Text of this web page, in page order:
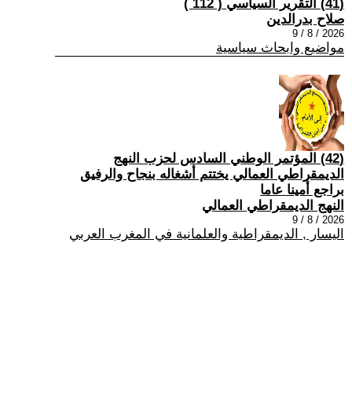
(41) التقرير السياسي ( 112 )
صلاح بدرالدين
2026 / 8 / 9
مواضيع وابحاث سياسية
(42) المؤتمر الوطني السادس لحزب النهج
الديمقراطي العمالي يختتم أشغاله بنجاح والرفيق
براجع أمينا عاما
النهج الديمقراطي العمالي
2026 / 8 / 9
اليسار , الديمقراطية والعلمانية في المغرب العربي